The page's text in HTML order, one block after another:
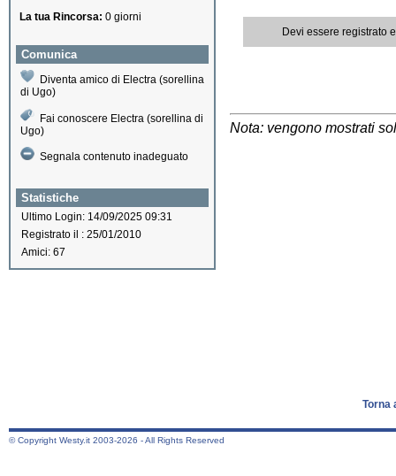
La tua Rincorsa: 0 giorni
Comunica
Diventa amico di Electra (sorellina
di Ugo)
Fai conoscere Electra (sorellina di
Ugo)
Segnala contenuto inadeguato
Statistiche
Ultimo Login: 14/09/2025 09:31
Registrato il : 25/01/2010
Amici: 67
Devi essere registrato
Nota: vengono mostrati
Torna
© Copyright Westy.it 2003-2026 - All Rights Reserved